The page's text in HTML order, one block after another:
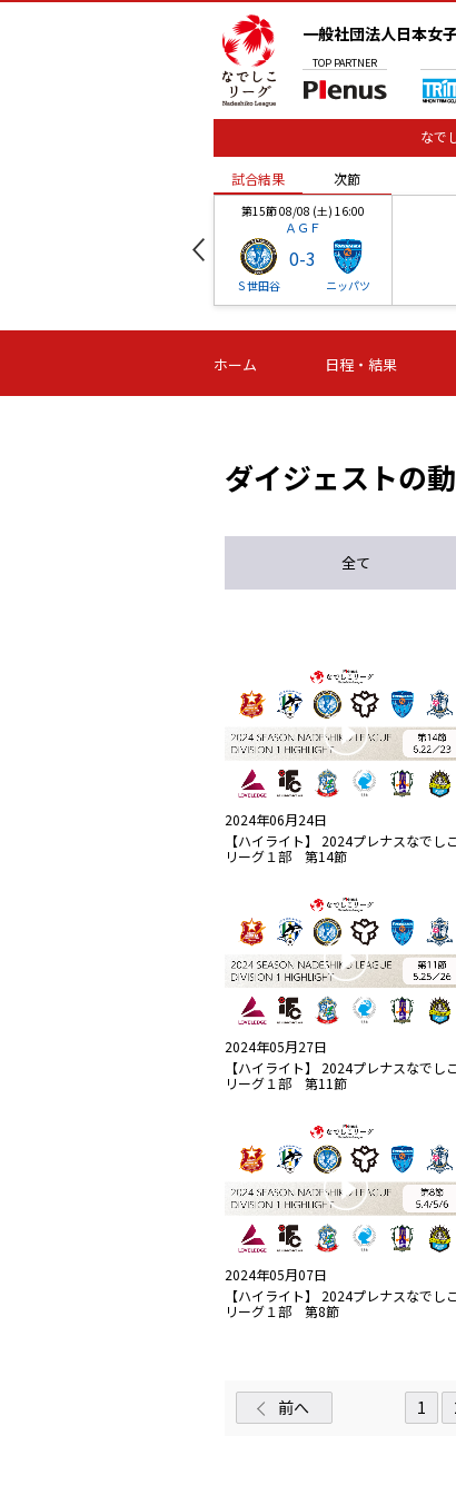
一般社団法人日本女
TOP PARTNER
なで
試合結果 次節
第15節 08/08 (土) 16:00
ＡＧＦ
Ｓ世田谷
0-3
ニッパツ
-
第16節 09/05 (土) 15:00
ニッパツ
-
第16
試合結果 次節
ホーム 日程・結果
ダイジェストの
全て
2024年06月24日
【ハイライト】 2024プレナスなでしこ
リーグ１部 第14節
2024年05月27日
【ハイライト】 2024プレナスなでしこ
リーグ１部 第11節
2024年05月07日
【ハイライト】 2024プレナスなでしこ
リーグ１部 第8節
前へ 1